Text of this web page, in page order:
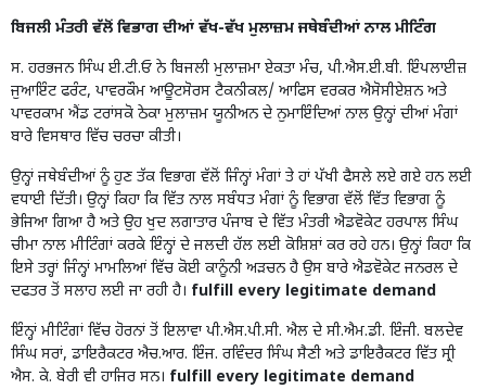
ਬਿਜਲੀ ਮੰਤਰੀ ਵੱਲੋਂ ਵਿਭਾਗ ਦੀਆਂ ਵੱਖ-ਵੱਖ ਮੁਲਾਜ਼ਮ ਜਥੇਬੰਦੀਆਂ ਨਾਲ ਮੀਟਿੰਗ
ਸ. ਹਰਭਜਨ ਸਿੰਘ ਈ.ਟੀ.ਓ ਨੇ ਬਿਜਲੀ ਮੁਲਾਜ਼ਮਾ ਏਕਤਾ ਮੰਚ, ਪੀ.ਐਸ.ਈ.ਬੀ. ਇੰਪਲਾਈਜ਼
ਜੁਆਇੰਟ ਫਰੰਟ, ਪਾਵਰਕੌਮ ਆਊਟਸੋਰਸ ਟੈਕਨੀਕਲ/ ਆਫਿਸ ਵਰਕਰ ਐਸੋਸੀਏਸ਼ਨ ਅਤੇ
ਪਾਵਰਕਾਮ ਐਂਡ ਟਰਾਂਸਕੋ ਠੇਕਾ ਮੁਲਾਜ਼ਮ ਯੂਨੀਅਨ ਦੇ ਨੁਮਾਇੰਦਿਆਂ ਨਾਲ ਉਨ੍ਹਾਂ ਦੀਆਂ ਮੰਗਾਂ
ਬਾਰੇ ਵਿਸਥਾਰ ਵਿੱਚ ਚਰਚਾ ਕੀਤੀ।
ਉਨ੍ਹਾਂ ਜਥੇਬੰਦੀਆਂ ਨੂੰ ਹੁਣ ਤੱਕ ਵਿਭਾਗ ਵੱਲੋਂ ਜਿੰਨ੍ਹਾਂ ਮੰਗਾਂ ਤੇ ਹਾਂ ਪੱਖੀ ਫੈਸਲੇ ਲਏ ਗਏ ਹਨ ਲਈ
ਵਧਾਈ ਦਿੱਤੀ। ਉਨ੍ਹਾਂ ਕਿਹਾ ਕਿ ਵਿੱਤ ਨਾਲ ਸਬੰਧਤ ਮੰਗਾਂ ਨੂੰ ਵਿਭਾਗ ਵੱਲੋਂ ਵਿੱਤ ਵਿਭਾਗ ਨੂੰ
ਭੇਜਿਆ ਗਿਆ ਹੈ ਅਤੇ ਉਹ ਖੁਦ ਲਗਾਤਾਰ ਪੰਜਾਬ ਦੇ ਵਿੱਤ ਮੰਤਰੀ ਐਡਵੋਕੇਟ ਹਰਪਾਲ ਸਿੰਘ
ਚੀਮਾ ਨਾਲ ਮੀਟਿੰਗਾਂ ਕਰਕੇ ਇੰਨ੍ਹਾਂ ਦੇ ਜਲਦੀ ਹੱਲ ਲਈ ਕੋਸ਼ਿਸ਼ਾਂ ਕਰ ਰਹੇ ਹਨ। ਉਨ੍ਹਾਂ ਕਿਹਾ ਕਿ
ਇਸੇ ਤਰ੍ਹਾਂ ਜਿੰਨ੍ਹਾਂ ਮਾਮਲਿਆਂ ਵਿੱਚ ਕੋਈ ਕਾਨੂੰਨੀ ਅੜਚਨ ਹੈ ਉਸ ਬਾਰੇ ਐਡਵੋਕੇਟ ਜਨਰਲ ਦੇ
ਦਫਤਰ ਤੋਂ ਸਲਾਹ ਲਈ ਜਾ ਰਹੀ ਹੈ। fulfill every legitimate demand
ਇੰਨ੍ਹਾਂ ਮੀਟਿੰਗਾਂ ਵਿੱਚ ਹੋਰਨਾਂ ਤੋਂ ਇਲਾਵਾ ਪੀ.ਐਸ.ਪੀ.ਸੀ. ਐਲ ਦੇ ਸੀ.ਐਮ.ਡੀ. ਇੰਜੀ. ਬਲਦੇਵ
ਸਿੰਘ ਸਰਾਂ, ਡਾਇਰੈਕਟਰ ਐਚ.ਆਰ. ਇੰਜ. ਰਵਿੰਦਰ ਸਿੰਘ ਸੈਣੀ ਅਤੇ ਡਾਇਰੈਕਟਰ ਵਿੱਤ ਸ੍ਰੀ
ਐਸ. ਕੇ. ਬੇਰੀ ਵੀ ਹਾਜਿਰ ਸਨ। fulfill every legitimate demand